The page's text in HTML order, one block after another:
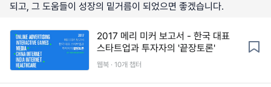
되고, 그 도움들이 성장의 밑거름이 되었으면 좋겠습니다.
2017 메리 미커 보고서 - 한국 대표
스타트업과 투자자의 '끝장토론'
웹북 · 10개 챕터